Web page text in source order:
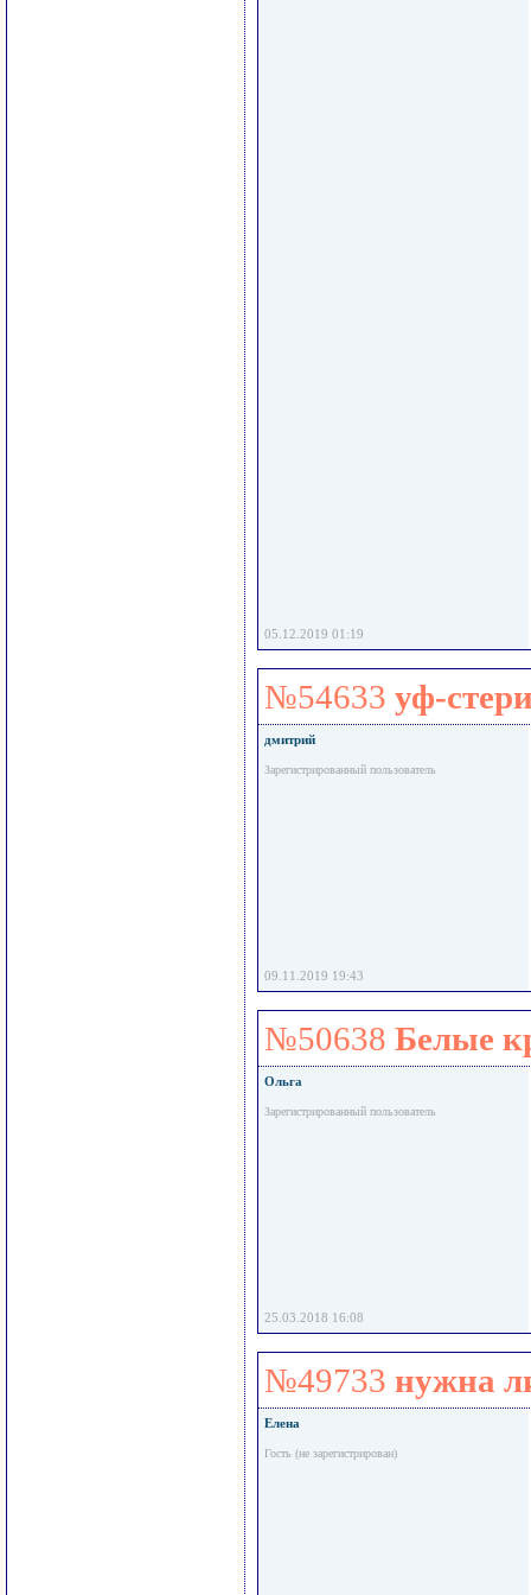
05.12.2019 01:19
№54633 уф-
дмитрий
Зарегистрированный пользователь
09.11.2019 19:43
№50638 Белые
Ольга
Зарегистрированный пользователь
25.03.2018 16:08
№49733 нужна
Елена
Гость (не зарегистрирован)